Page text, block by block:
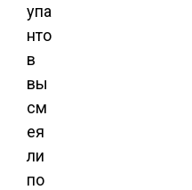
упа
нто
в
вы
см
ея
ли
по